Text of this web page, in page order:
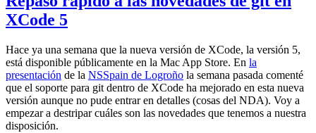
XCode 5
Hace ya una semana que la nueva versión de XCode, la versión 5,
está disponible públicamente en la Mac App Store. En la
presentación de la NSSpain de Logroño la semana pasada comenté
que el soporte para git dentro de XCode ha mejorado en esta nueva
versión aunque no pude entrar en detalles (cosas del NDA). Voy a
empezar a destripar cuáles son las novedades que tenemos a nuestra
disposición.